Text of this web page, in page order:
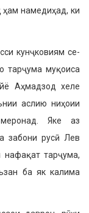
ҳам намедиҳад, ки
кунҷковиям се-
тарҷума муқоиса
Аҳмадзод хеле
аслию ниҳоии
Яке аз
забони русӣ Лев
нафақат тарҷума,
ба як калима